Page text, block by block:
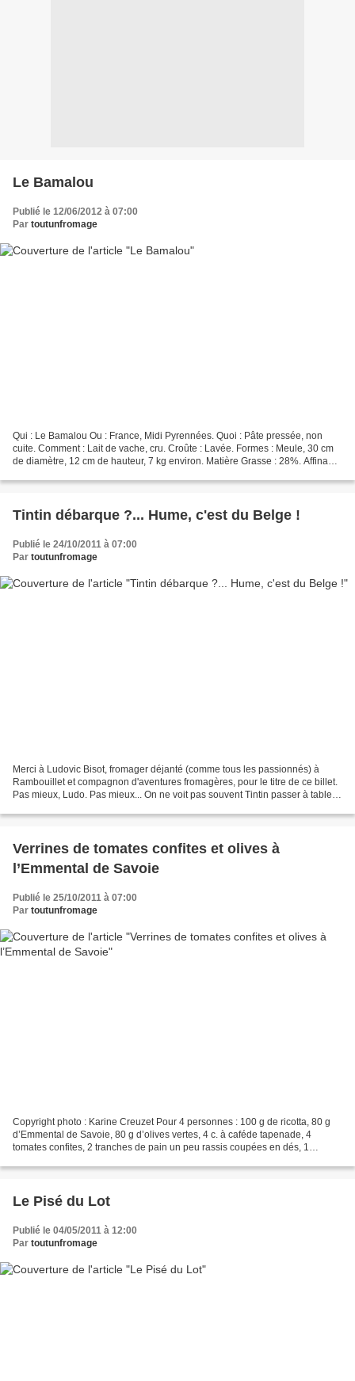
Le Bamalou
Publié le 12/06/2012 à 07:00
Par toutunfromage
Qui : Le Bamalou Ou : France, Midi Pyrennées. Quoi : Pâte pressée, non
cuite. Comment : Lait de vache, cru. Croûte : Lavée. Formes : Meule, 30 cm
de diamètre, 12 cm de hauteur, 7 kg environ. Matière Grasse : 28%. Affinage
Tintin débarque ?... Hume, c'est du Belge !
Publié le 24/10/2011 à 07:00
Par toutunfromage
Merci à Ludovic Bisot, fromager déjanté (comme tous les passionnés) à
Rambouillet et compagnon d'aventures fromagères, pour le titre de ce billet.
Pas mieux, Ludo. Pas mieux... On ne voit pas souvent Tintin passer à table,
Verrines de tomates confites et olives à
l’Emmental de Savoie
Publié le 25/10/2011 à 07:00
Par toutunfromage
Copyright photo : Karine Creuzet Pour 4 personnes : 100 g de ricotta, 80 g
d’Emmental de Savoie, 80 g d’olives vertes, 4 c. à caféde tapenade, 4
tomates confites, 2 tranches de pain un peu rassis coupées en dés, 1
Le Pisé du Lot
Publié le 04/05/2011 à 12:00
Par toutunfromage